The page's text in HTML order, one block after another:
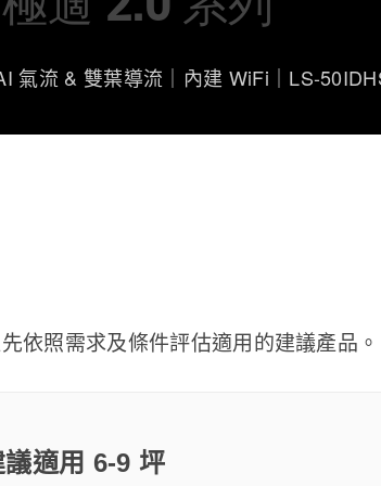
氣流 & 雙葉導流｜內建 WiFi｜LS-
依照需求及條件評估適用的建議產品。
議適用 6-9 坪